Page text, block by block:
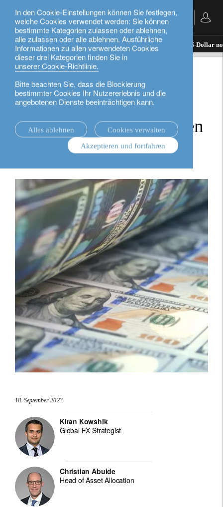
In den Cookie-Einstellungen können Sie festlegen,
welche Cookies verwendet werden: Sie können
bestimmte Kategorien zulassen oder ablehnen,
alle zulassen oder alle ablehnen. Ausführliche
Informationen zu allen verwendeten Cookies
dieser drei Kategorien finden Sie in
unserer Cookie-Richtlinie.
Bitte beachten Sie, dass die Blockierung
bestimmter Cookies Ihr Nutzererlebnis und die
angebotenen Dienste beeinträchtigen kann.
Alles ablehnen
Cookies verwalten
Akzeptieren und fortfahren
Deutsch
Nachrichten. investment insights Warum der US-Dollar
Warum der US-Dollar
noch länger stark bleiben
18. September 2023
Kiran Kowshik
Global FX Strategist
Christian Abuide
Head of Asset Allocation